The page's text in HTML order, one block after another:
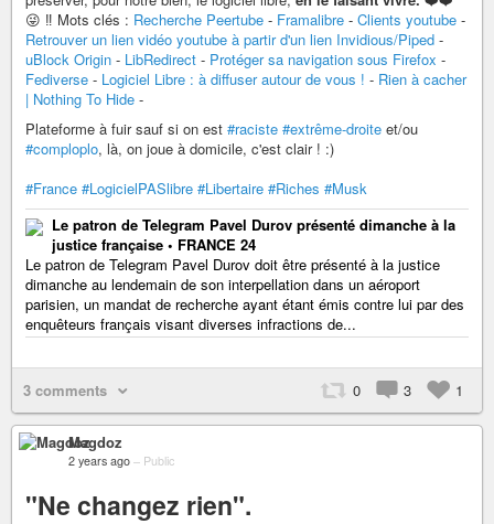
😜 ‼️ Mots clés : Recherche Peertube - Framalibre - Clients youtube -
Retrouver un lien vidéo youtube à partir d'un lien Invidious/Piped -
uBlock Origin - LibRedirect - Protéger sa navigation sous Firefox -
Fediverse - Logiciel Libre : à diffuser autour de vous ! - Rien à cacher
| Nothing To Hide -
Plateforme à fuir sauf si on est #raciste #extrême-droite et/ou
#comploplo, là, on joue à domicile, c'est clair ! :)
#France #LogicielPASlibre #Libertaire #Riches #Musk
Le patron de Telegram Pavel Durov présenté dimanche à la
justice française • FRANCE 24
Le patron de Telegram Pavel Durov doit être présenté à la justice
dimanche au lendemain de son interpellation dans un aéroport
parisien, un mandat de recherche ayant étant émis contre lui par des
enquêteurs français visant diverses infractions de...
3 comments 0 3 1
Magdoz
2 years ago – Public
"Ne changez rien".